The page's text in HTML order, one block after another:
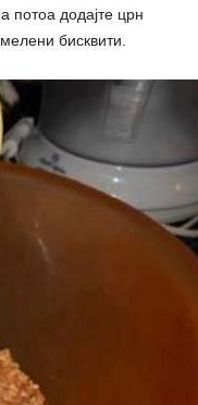
потоа додајте црн
бисквити.